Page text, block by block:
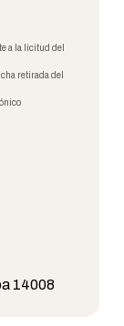
a la licitud del
retirada del
14008